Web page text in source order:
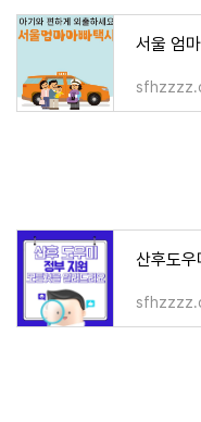
서울 엄